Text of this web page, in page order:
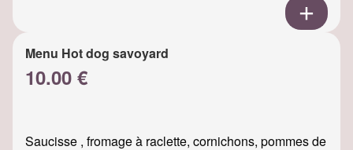
Menu Hot dog savoyard
10.00 €
Saucisse , fromage à raclette, cornichons, pommes de